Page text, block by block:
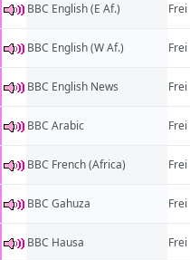
BBC English (E Af.) Frei
BBC English (W Af.) Frei
BBC English News Frei
BBC Arabic Frei
BBC French (Africa) Frei
BBC Gahuza Frei
BBC Hausa Frei